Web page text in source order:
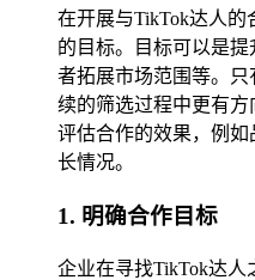
在开展与TikTok达人
的目标。目标可以是
者拓展市场范围等。
续的筛选过程中更有
评估合作的效果，例
长情况。
1. 明确合作目标
企业在寻找TikTok达